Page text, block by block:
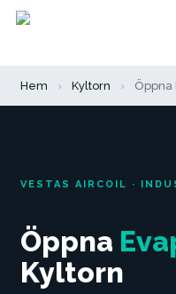
Skip
content
Hem › Kyltorn › Öppna
VESTAS AIRCOIL ·
Öppna
Kyltorn